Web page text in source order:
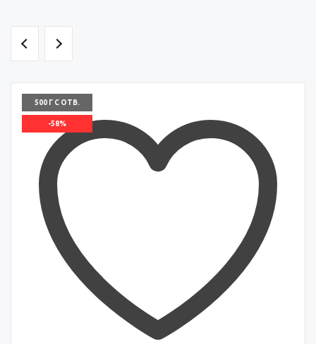
500 Г С ОТВ.
-58%